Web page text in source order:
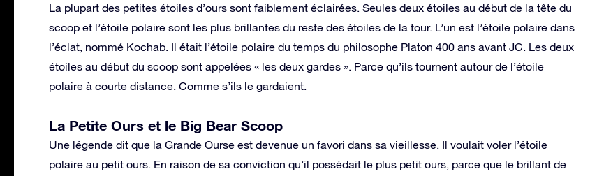
La plupart des petites étoiles d’ours sont faiblement éclairées. Seules deux étoiles au début de la tête du
scoop et l’étoile polaire sont les plus brillantes du reste des étoiles de la tour. L’un est l’étoile polaire dans
l’éclat, nommé Kochab. Il était l’étoile polaire du temps du philosophe Platon 400 ans avant JC. Les deux
étoiles au début du scoop sont appelées « les deux gardes ». Parce qu’ils tournent autour de l’étoile
polaire à courte distance. Comme s’ils le gardaient.
La Petite Ours et le Big Bear Scoop
Une légende dit que la Grande Ourse est devenue un favori dans sa vieillesse. Il voulait voler l’étoile
polaire au petit ours. En raison de sa conviction qu’il possédait le plus petit ours, parce que le brillant de